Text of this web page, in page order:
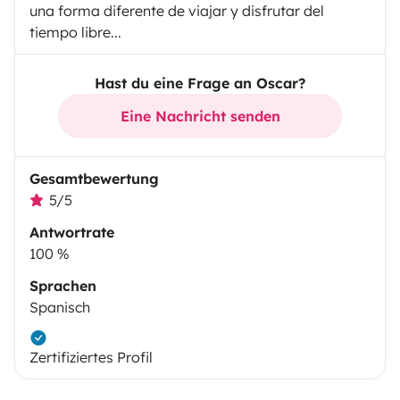
una forma diferente de viajar y disfrutar del
tiempo libre...
Hast du eine Frage an Oscar?
Eine Nachricht senden
Gesamtbewertung
5/5
Antwortrate
100 %
Sprachen
Spanisch
Zertifiziertes Profil